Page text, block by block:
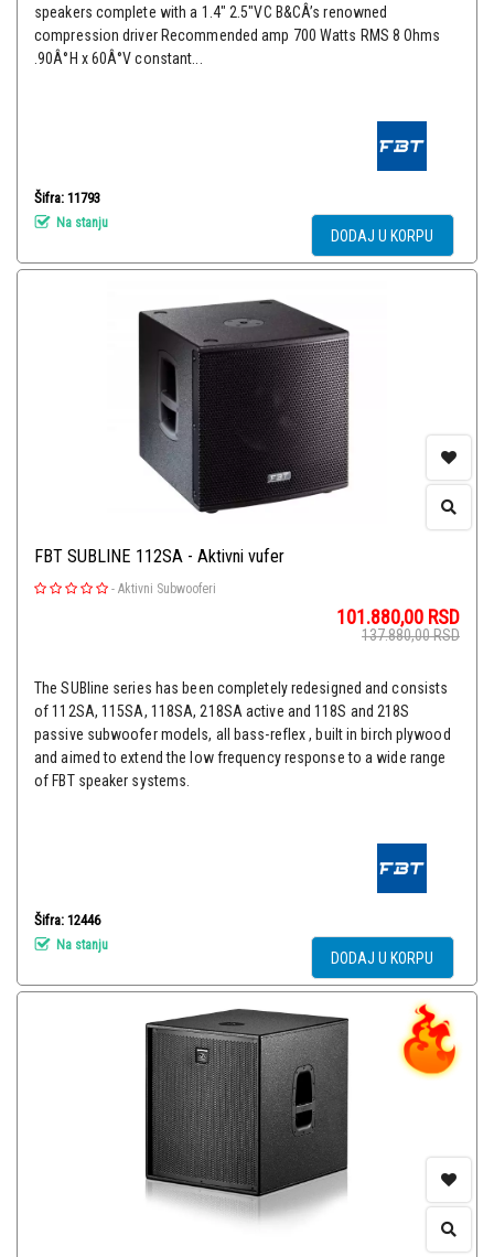
speakers complete with a 1.4" 2.5"VC B&CÂ’s renowned
compression driver Recommended amp 700 Watts RMS 8 Ohms
.90Â°H x 60Â°V constant...
Šifra: 11793
Na stanju
DODAJ U KORPU
FBT SUBLINE 112SA - Aktivni vufer
- Aktivni Subwooferi
101.880,00 RSD
137.880,00RSD
The SUBline series has been completely redesigned and consists
of 112SA, 115SA, 118SA, 218SA active and 118S and 218S
passive subwoofer models, all bass-reflex , built in birch plywood
and aimed to extend the low frequency response to a wide range
of FBT speaker systems.
Šifra: 12446
Na stanju
DODAJ U KORPU